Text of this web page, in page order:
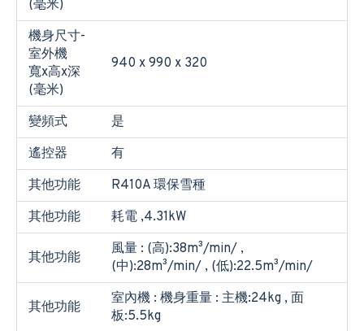
(毫米)
機身尺寸-
室外機
寬x高x深
(毫米)
940 x 990 x 320
變頻式
是
遙控器
有
其他功能
R410A 環保雪種
其他功能
耗電 ,4.31kW
其他功能
風量 : (高):38m³/min/ ,
(中):28m³/min/ , (低):22.5m³/min/
其他功能
室內機 : 機身重量 : 主機:24kg , 面
板:5.5kg